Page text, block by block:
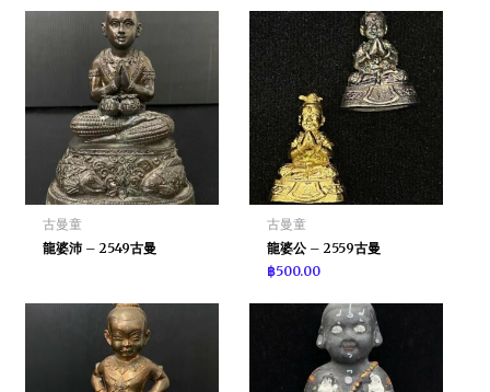
古曼童
龍婆沛 – 2549古曼
古曼童
龍婆公 – 2559古曼
฿500.00